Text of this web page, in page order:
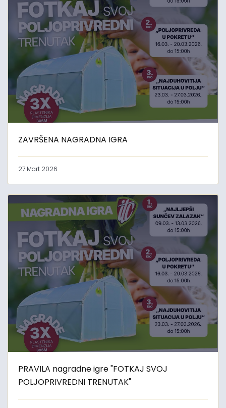
ZAVRŠENA NAGRADNA IGRA
27 Mart 2026
PRAVILA nagradne igre "FOTKAJ SVOJ
POLJOPRIVREDNI TRENUTAK"